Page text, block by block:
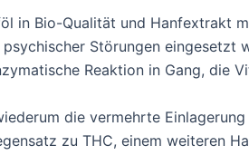
in Bio-Qualität und Hanfextrakt
Störungen eingesetzt
Reaktion in Gang, die
die vermehrte
zu THC, einem weiteren